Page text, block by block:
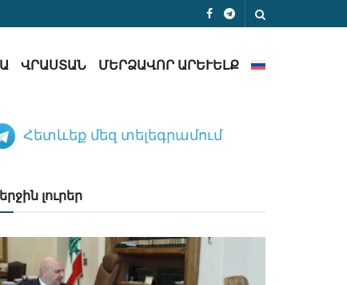
ՎՐԱՍՏԱՆ ՄԵՐՁԱՎՈՐ ԱՐԵՒԵԼՔ
Հետևեք մեզ տելեգրամում
լուրեր